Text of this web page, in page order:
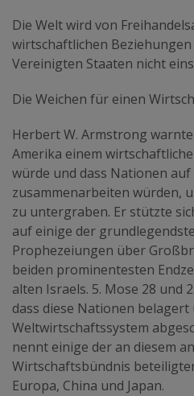
Die Welt wird von
wirtschaftlichen
Vereinigten Staaten nicht
Die Weichen für einen
Herbert W. Armstrong
Amerika einem
würde und dass Nationen
zusammenarbeiten würden,
zu untergraben. Er stützte
auf einige der
Prophezeiungen über
beiden prominentesten
alten Israels. 5. Mose 28 und
dass diese Nationen belagert
Weltwirtschaftssystem
nennt einige der an diesem
Wirtschaftsbündnis
Europa, China und Japan.